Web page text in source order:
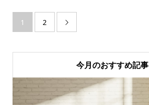
1 2 
今月のおすすめ記事